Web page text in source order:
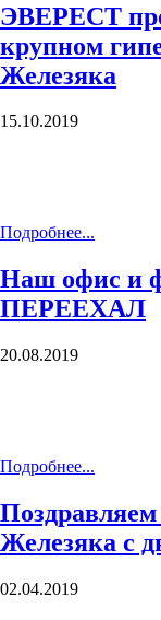
ЭВЕРЕСТ
крупном
Железяка
15.10.2019
Подробнее...
Наш офис и
ПЕРЕЕХАЛ
20.08.2019
Подробнее...
Железяка с
02.04.2019